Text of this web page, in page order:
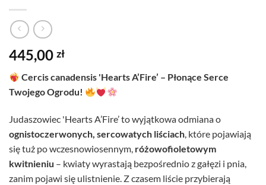
445,00 zł
Cercis canadensis 'Hearts A’Fire’ – Płonące Serce
Twojego Ogrodu!
Judaszowiec 'Hearts A’Fire’ to wyjątkowa odmiana o
ognistoczerwonych, sercowatych liściach, które pojawiają
się tuż po wczesnowiosennym, różowofioletowym
kwitnieniu – kwiaty wyrastają bezpośrednio z gałęzi i pnia,
zanim pojawi się ulistnienie. Z czasem liście przybierają